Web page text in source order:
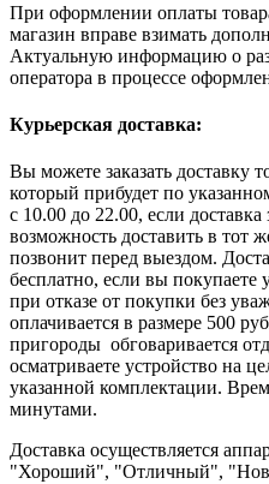
При оформлении оплаты
магазин вправе взимать
Актуальную информацию о
оператора в процессе
Курьерская доставка:
Вы можете заказать доставку
который прибудет по
с 10.00 до 22.00, если доставка
возможность доставить в тот
позвонит перед выездом.
бесплатно, если вы покупаете
при отказе от покупки без
оплачивается в размере 500
пригороды обговаривается
осматриваете устройство на
указанной комплектации.
минутами.
Доставка осуществляется
"Хороший", "Отличный",